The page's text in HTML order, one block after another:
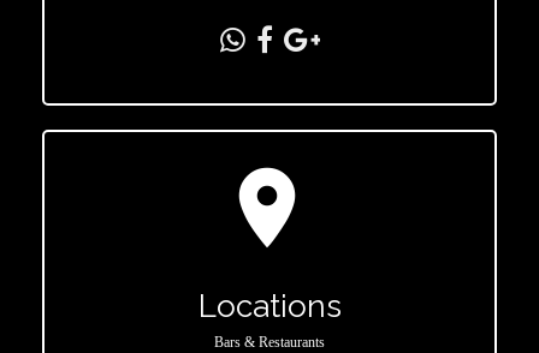
location_on
Locations
Bars & Restaurants